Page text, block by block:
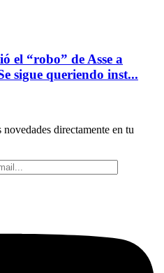
el “robo” de Asse a
sigue queriendo inst...
directamente en tu